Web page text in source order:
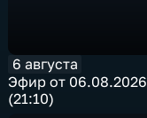
6 августа
Эфир от 06.08.2026
(21:10)